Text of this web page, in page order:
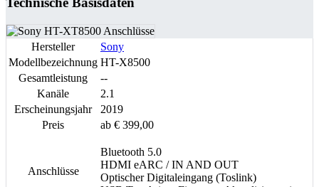
Hersteller
Sony
Modellbezeichnung HT-X8500
Gesamtleistung
--
Kanäle
2.1
Erscheinungsjahr
2019
Preis
ab € 399,00
Anschlüsse
Bluetooth 5.0
HDMI eARC / IN AND OUT
Optischer Digitaleingang (Toslink)